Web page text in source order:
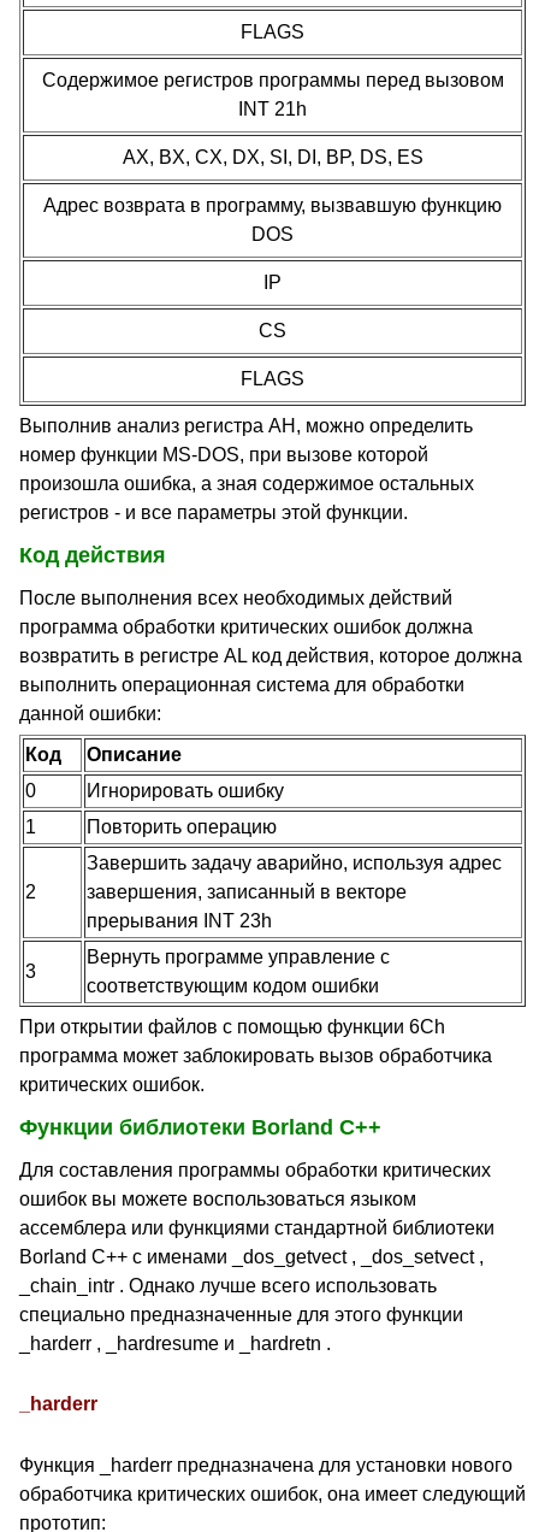
FLAGS
Содержимое регистров программы перед вызовом
INT 21h
AX, BX, CX, DX, SI, DI, BP, DS, ES
Адрес возврата в программу, вызвавшую функцию
DOS
IP
CS
FLAGS
Выполнив анализ регистра AH, можно определить
номер функции MS-DOS, при вызове которой
произошла ошибка, а зная содержимое остальных
регистров - и все параметры этой функции.
Код действия
После выполнения всех необходимых действий
программа обработки критических ошибок должна
возвратить в регистре AL код действия, которое должна
выполнить операционная система для обработки
данной ошибки:
Код
Описание
0
Игнорировать ошибку
1
Повторить операцию
2
Завершить задачу аварийно, используя адрес
завершения, записанный в векторе
прерывания INT 23h
3
Вернуть программе управление с
соответствующим кодом ошибки
При открытии файлов с помощью функции 6Ch
программа может заблокировать вызов обработчика
критических ошибок.
Функции библиотеки Borland C++
Для составления программы обработки критических
ошибок вы можете воспользоваться языком
ассемблера или функциями стандартной библиотеки
Borland C++ с именами _dos_getvect , _dos_setvect ,
_chain_intr . Однако лучше всего использовать
специально предназначенные для этого функции
_harderr , _hardresume и _hardretn .
_harderr
Функция _harderr предназначена для установки нового
обработчика критических ошибок, она имеет следующий
прототип: